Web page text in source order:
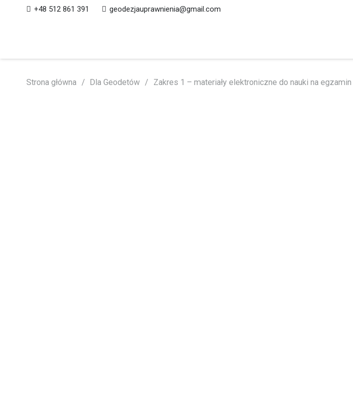
+48 512 861 391 geodezjauprawnienia@gmail.com
Strona główna / Dla Geodetów / Zakres 1 – materiały elektroniczne do nauki na